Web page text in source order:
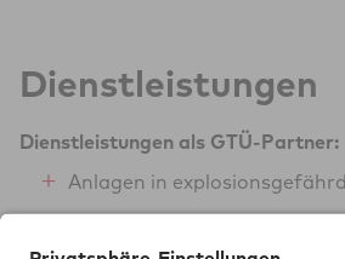
Dienstleistungen
Dienstleistungen als GTÜ-Partner:
Anlagen in
Anlagen mit entzündlichen